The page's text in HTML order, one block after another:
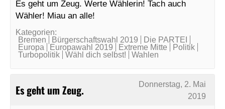
Es geht um Zeug. Werte Wählerin! Tach auch
Wähler! Miau an alle!
Kategorien:
Bremen
Bürgerschaftswahl 2019
Die PARTEI
Europa
Europawahl 2019 Extreme Mitte
Politik
Turbopolitik
Wähl dich selbst! Wahlen
Es geht um Zeug.
Donnerstag, 2. Mai
2019